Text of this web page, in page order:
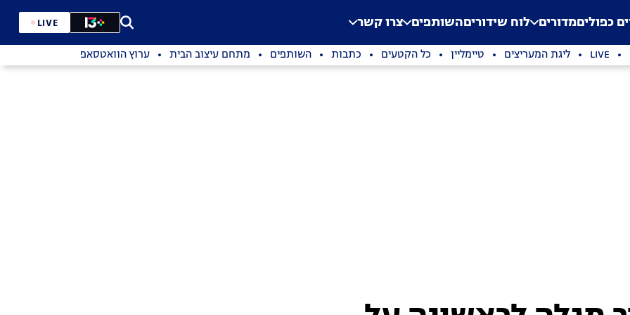
Application error: a
. כפוליםמדורים לוח שידוריםהשותפים צרו קשר LIVE
LIVE ליגת המעריצים טיימליין כל הקטעים כתבות השותפים מתחם עיצוב הבית ערוץ הוואטסאפ